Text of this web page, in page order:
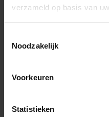
verzameld op basis van
Noodzakelijk
Voorkeuren
Statistieken